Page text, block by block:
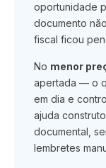
oportunidade
documento
fiscal ficou
No menor
apertada — o
em dia e
ajuda
documental,
lembretes